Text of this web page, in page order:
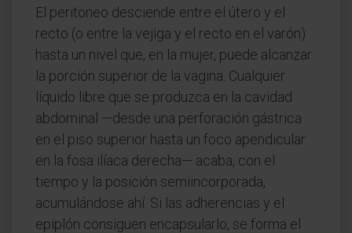
El peritoneo desciende entre el útero y el
recto (o entre la vejiga y el recto en el varón)
hasta un nivel que, en la mujer, puede alcanzar
la porción superior de la vagina. Cualquier
líquido libre que se produzca en la cavidad
abdominal —desde una perforación gástrica
en el piso superior hasta un foco apendicular
en la fosa ilíaca derecha— acaba, con el
tiempo y la posición semiincorporada,
acumulándose ahí. Si las adherencias y el
epiplón consiguen encapsularlo, se forma el